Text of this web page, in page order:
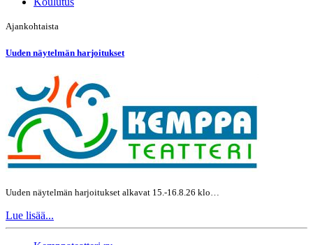
Ajankohtaista
Uuden näytelmän harjoitukset
Uuden näytelmän harjoitukset alkavat 15.-16.8.26 klo…
Lue lisää...